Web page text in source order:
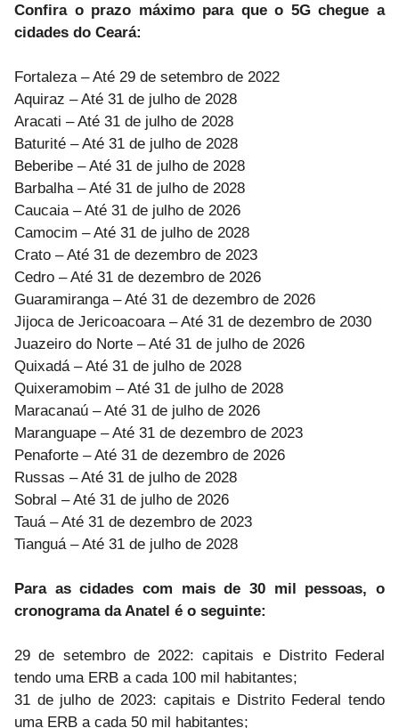
Confira o prazo máximo para que o 5G chegue a
cidades do Ceará:
Fortaleza – Até 29 de setembro de 2022
Aquiraz – Até 31 de julho de 2028
Aracati – Até 31 de julho de 2028
Baturité – Até 31 de julho de 2028
Beberibe – Até 31 de julho de 2028
Barbalha – Até 31 de julho de 2028
Caucaia – Até 31 de julho de 2026
Camocim – Até 31 de julho de 2028
Crato – Até 31 de dezembro de 2023
Cedro – Até 31 de dezembro de 2026
Guaramiranga – Até 31 de dezembro de 2026
Jijoca de Jericoacoara – Até 31 de dezembro de 2030
Juazeiro do Norte – Até 31 de julho de 2026
Quixadá – Até 31 de julho de 2028
Quixeramobim – Até 31 de julho de 2028
Maracanaú – Até 31 de julho de 2026
Maranguape – Até 31 de dezembro de 2023
Penaforte – Até 31 de dezembro de 2026
Russas – Até 31 de julho de 2028
Sobral – Até 31 de julho de 2026
Tauá – Até 31 de dezembro de 2023
Tianguá – Até 31 de julho de 2028
Para as cidades com mais de 30 mil pessoas, o
cronograma da Anatel é o seguinte:
29 de setembro de 2022: capitais e Distrito Federal
tendo uma ERB a cada 100 mil habitantes;
31 de julho de 2023: capitais e Distrito Federal tendo
uma ERB a cada 50 mil habitantes;